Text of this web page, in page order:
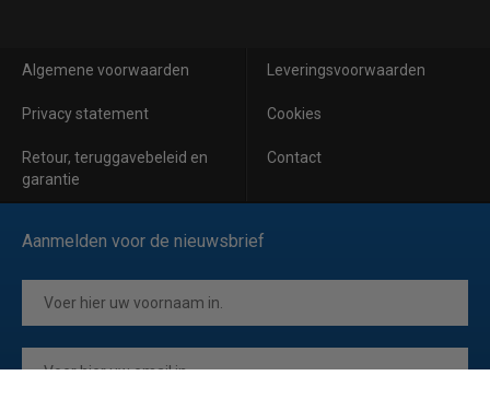
Algemene voorwaarden Leveringsvoorwaarden
Privacy statement Cookies
Retour, teruggavebeleid en
garantie
Contact
Aanmelden voor de nieuwsbrief